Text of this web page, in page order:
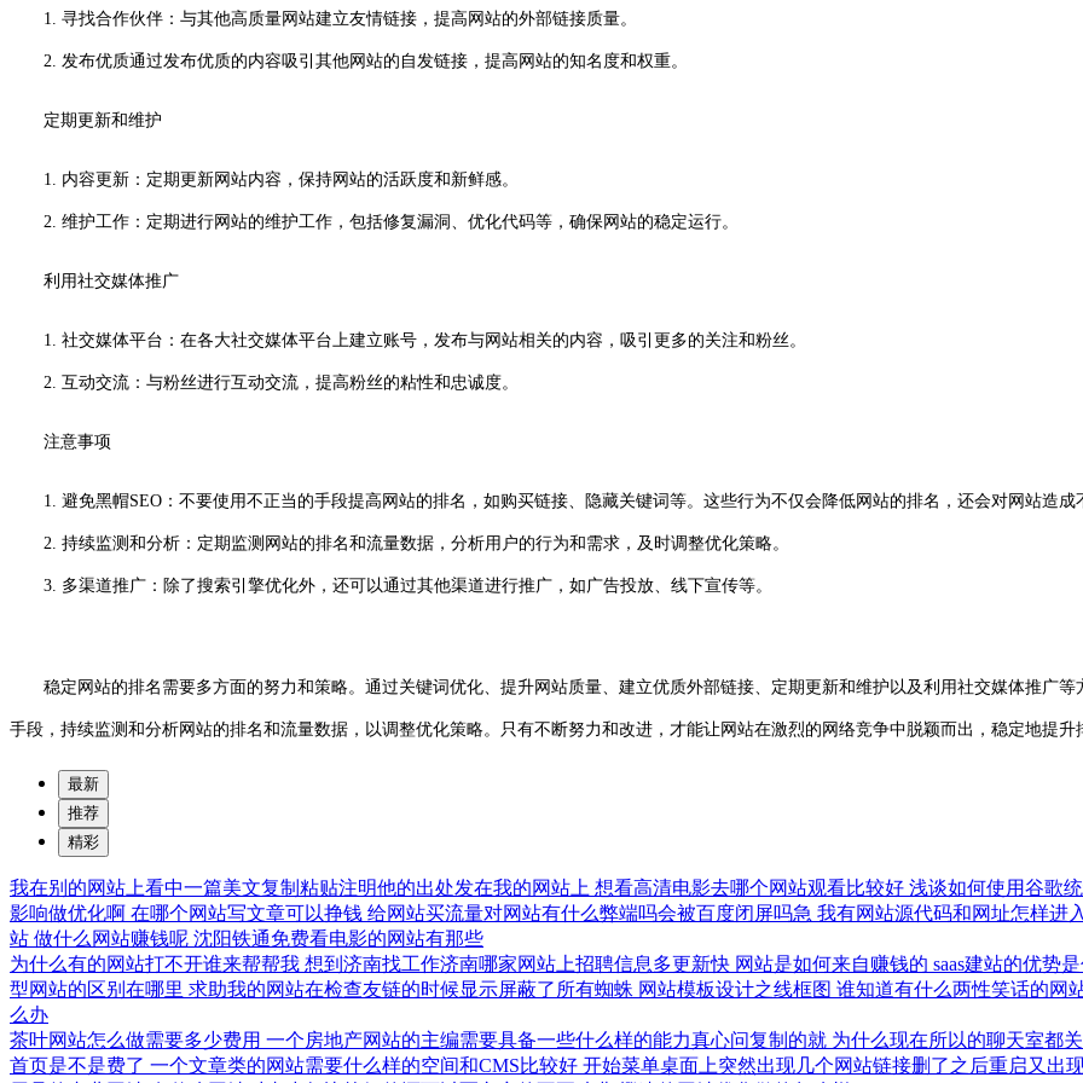
1. 寻找合作伙伴：与其他高质量网站建立友情链接，提高网站的外部链接质量。
2. 发布优质通过发布优质的内容吸引其他网站的自发链接，提高网站的知名度和权重。
定期更新和维护
1. 内容更新：定期更新网站内容，保持网站的活跃度和新鲜感。
2. 维护工作：定期进行网站的维护工作，包括修复漏洞、优化代码等，确保网站的稳定运行。
利用社交媒体推广
1. 社交媒体平台：在各大社交媒体平台上建立账号，发布与网站相关的内容，吸引更多的关注和粉丝。
2. 互动交流：与粉丝进行互动交流，提高粉丝的粘性和忠诚度。
注意事项
1. 避免黑帽SEO：不要使用不正当的手段提高网站的排名，如购买链接、隐藏关键词等。这些行为不仅会降低网站的排名，还会对网站造成
2. 持续监测和分析：定期监测网站的排名和流量数据，分析用户的行为和需求，及时调整优化策略。
3. 多渠道推广：除了搜索引擎优化外，还可以通过其他渠道进行推广，如广告投放、线下宣传等。
稳定网站的排名需要多方面的努力和策略。通过关键词优化、提升网站质量、建立优质外部链接、定期更新和维护以及利用社交媒体推广
手段，持续监测和分析网站的排名和流量数据，以调整优化策略。只有不断努力和改进，才能让网站在激烈的网络竞争中脱颖而出，稳定地提升
最新
推荐
精彩
我在别的网站上看中一篇美文复制粘贴注明他的出处发在我的网站上 想看高清电影去哪个网站观看比较好 浅谈如何使用谷歌
影响做优化啊 在哪个网站写文章可以挣钱 给网站买流量对网站有什么弊端吗会被百度闭屏吗急 我有网站源代码和网址怎样进
站 做什么网站赚钱呢 沈阳铁通免费看电影的网站有那些
为什么有的网站打不开谁来帮帮我 想到济南找工作济南哪家网站上招聘信息多更新快 网站是如何来自赚钱的 saas建站的优势
型网站的区别在哪里 求助我的网站在检查友链的时候显示屏蔽了所有蜘蛛 网站模板设计之线框图 谁知道有什么两性笑话的网
么办
茶叶网站怎么做需要多少费用 一个房地产网站的主编需要具备一些什么样的能力真心问复制的就 为什么现在所以的聊天室都
首页是不是费了 一个文章类的网站需要什么样的空间和CMS比较好 开始菜单桌面上突然出现几个网站链接删了之后重启又出